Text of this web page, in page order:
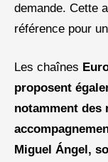
demande. Cette
référence pour
Les chaînes
proposent
notamment des
Miguel Ángel ,